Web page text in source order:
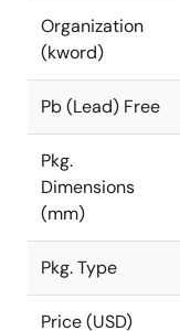
Organization
(kword)
Pb (Lead) Free
Pkg.
Dimensions
(mm)
Pkg. Type
Price (USD)